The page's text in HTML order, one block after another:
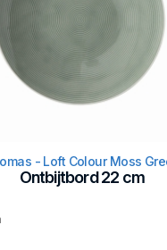
- Loft Colour Moss
Ontbijtbord 22 cm